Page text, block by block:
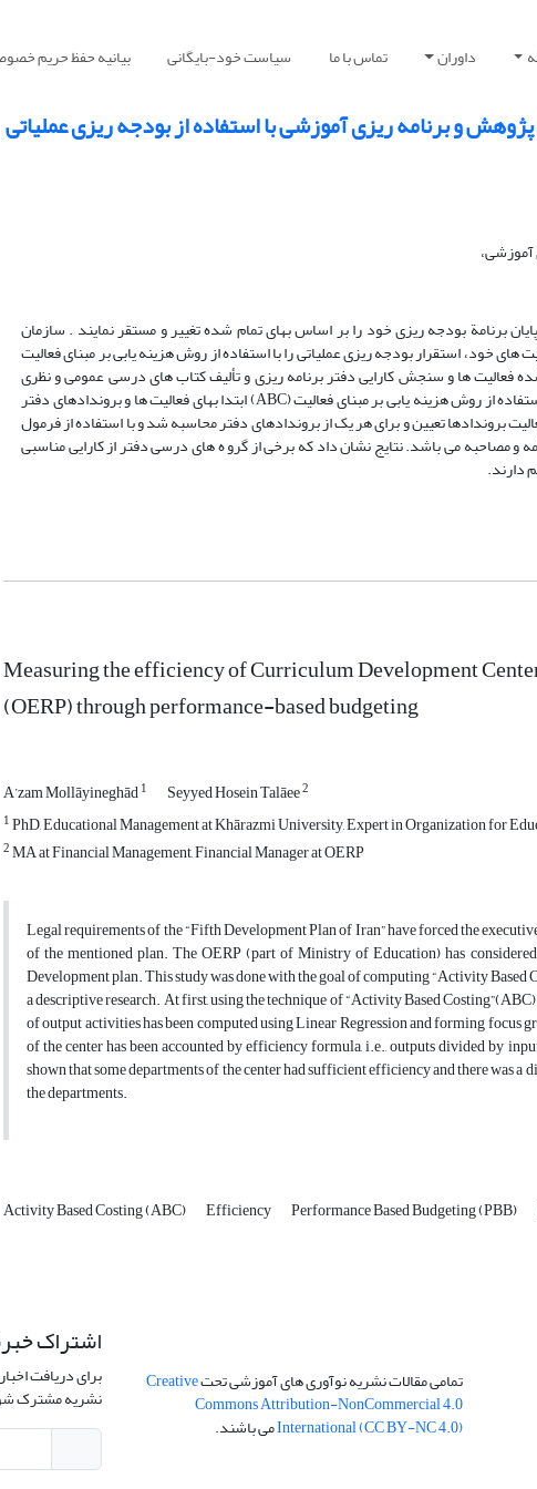
داوران تماس با ما سیاست خود-بایگانی بیانیه حفظ حریم
و برنامه ریزی آموزشی با استفاده از بودجه ریزی عملیاتی
آموزشی،
برنامة بودجه ریزی خود را بر اساس بهای تمام شده تغییر و مستقر نمایند . سازمان
خود، استقرار بودجه ریزی عملیاتی را با استفاده از روش هزینه یابی بر مبنای فعالیت
فعالیت ها و سنجش کارایی دفتر برنامه ریزی و تألیف کتاب های درسی عمومی و نظری
سازمان پژوهش و برنامه ریزی آموزشی انجام شده است. این پژوهش توصیفی است و با استفاده از روش هزینه یابی بر مبنای فعالیت (ABC) ابتدا بهای فعالیت ها و بروندادهای دفتر
تعیین و برای هر یک از بروندادهای دفتر محاسبه شد و با استفاده از فرمول
و مصاحبه می باشد. نتایج نشان داد که برخی از گرو ه های درسی دفتر از کارایی مناسبی
دارند.
Measuring the efficiency of Curriculum Development
(OERP) through performance-based budgeting
A’zam Mollāyineghād1 Seyyed Hosein Talāee2
1PhD, Educational Management at Khārazmi University, Expert in Organization for
2MA at Financial Management, Financial Manager at OERP
Legal requirements of the “Fifth Development Plan of Iran” have forced the
of the mentioned plan. The OERP (part of Ministry of Education) has
Development plan. This study was done with the goal of computing “Activity
a descriptive research. At first, using the technique of “Activity Based
of output activities has been computed using Linear Regression and forming focus
of the center has been accounted by efficiency formula, i.e., outputs divided by
shown that some departments of the center had sufficient efficiency and there was
the departments.
Activity Based Costing (ABC) Efficiency Performance Based Budgeting (PBB)
تمامی مقالات نشریه نوآوری های آموزشی تحتCreative
Commons Attribution-NonCommercial 4.0
International (CC BY-NC 4.0)می باشند.
اشتراک
برای دریافت
نشریه مشترک